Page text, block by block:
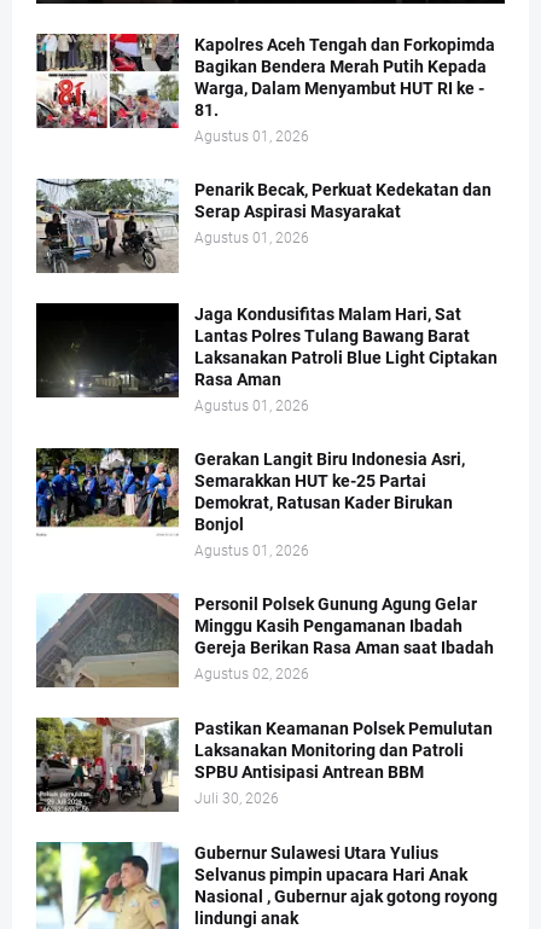
Kapolres Aceh Tengah dan Forkopimda
Bagikan Bendera Merah Putih Kepada
Warga, Dalam Menyambut HUT RI ke -
81.
Agustus 01, 2026
Penarik Becak, Perkuat Kedekatan dan
Serap Aspirasi Masyarakat
Agustus 01, 2026
Jaga Kondusifitas Malam Hari, Sat
Lantas Polres Tulang Bawang Barat
Laksanakan Patroli Blue Light Ciptakan
Rasa Aman
Agustus 01, 2026
Gerakan Langit Biru Indonesia Asri,
Semarakkan HUT ke-25 Partai
Demokrat, Ratusan Kader Birukan
Bonjol
Agustus 01, 2026
Personil Polsek Gunung Agung Gelar
Minggu Kasih Pengamanan Ibadah
Gereja Berikan Rasa Aman saat Ibadah
Agustus 02, 2026
Pastikan Keamanan Polsek Pemulutan
Laksanakan Monitoring dan Patroli
SPBU Antisipasi Antrean BBM
Juli 30, 2026
Gubernur Sulawesi Utara Yulius
Selvanus pimpin upacara Hari Anak
Nasional , Gubernur ajak gotong royong
lindungi anak